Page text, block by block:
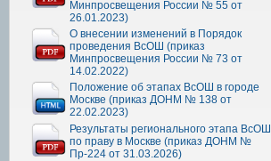
Минпросвещения России № 55 от
26.01.2023)
О внесении изменений в Порядок
проведения ВсОШ (приказ
Минпросвещения России № 73 от
14.02.2022)
Положение об этапах ВсОШ в городе
Москве (приказ ДОНМ № 138 от
22.02.2023)
Результаты регионального этапа ВсОШ
по праву в Москве (приказ ДОНМ №
Пр-224 от 31.03.2026)